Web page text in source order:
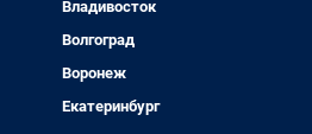
Владивосток
Волгоград
Воронеж
Екатеринбург